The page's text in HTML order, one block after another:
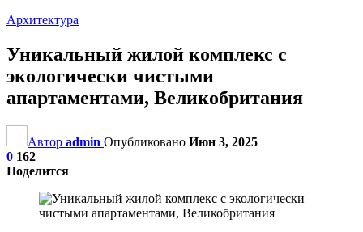
Архитектура
Уникальный жилой комплекс с
экологически чистыми
апартаментами, Великобритания
Автор admin Опубликовано Июн 3, 2025
0 162
Поделится